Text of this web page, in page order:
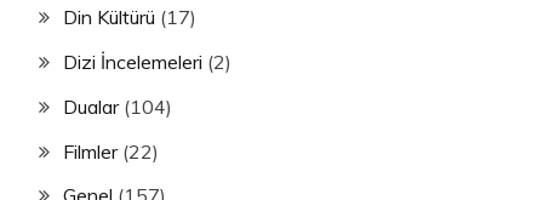
Din Kültürü (17)
Dizi İncelemeleri (2)
Dualar(104)
Filmler(22)